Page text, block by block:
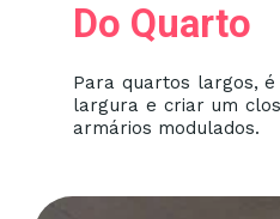
Para quartos largos,
largura e criar um
armários modulados.
Do Quarto